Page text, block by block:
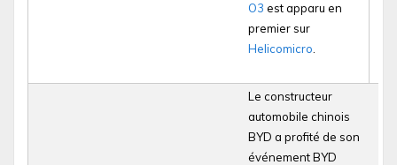
O3 est apparu en
premier sur
Helicomicro
Le constructeur
automobile chinois
BYD a profité de son
événement BYD